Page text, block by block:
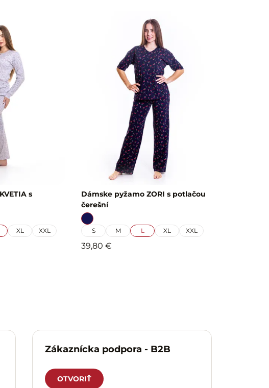
s
XL XXL
Dámske pyžamo ZORI s potlačou
čerešní
S M L XL XXL
39,80 €
Zákaznícka podpora - B2B
OTVORIŤ